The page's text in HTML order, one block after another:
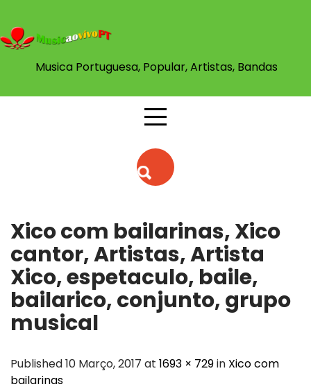
content
Musica Portuguesa, Popular, Artistas, Bandas
Xico com bailarinas, Xico
cantor, Artistas, Artista
Xico, espetaculo, baile,
bailarico, conjunto, grupo
musical
Published 10 Março, 2017 at 1693 × 729in Xico com
bailarinas